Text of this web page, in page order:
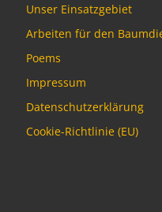
Unser Einsatzgebiet
Arbeiten für den
Poems
Impressum
Datenschutzerklärung
Cookie-Richtlinie (EU)